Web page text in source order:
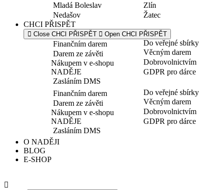
Mladá Boleslav
Nedašov
Zlín
Žatec
CHCI PŘISPĚT
Close CHCI PŘISPĚT Open CHCI PŘISPĚT
Finančním darem
Darem ze závěti
Nákupem v e-shopu
NADĚJE
Zasláním DMS
Do veřejné sbírky
Věcným darem
Dobrovolnictvím
GDPR pro dárce
Finančním darem
Darem ze závěti
Nákupem v e-shopu
NADĚJE
Zasláním DMS
Do veřejné sbírky
Věcným darem
Dobrovolnictvím
GDPR pro dárce
O NADĚJI
BLOG
E-SHOP